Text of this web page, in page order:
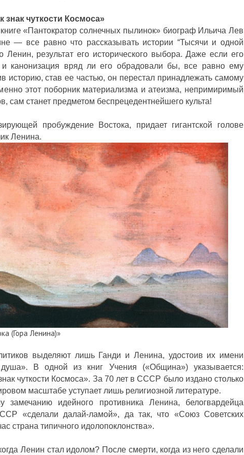
чуткости Космоса»
«Пантократор солнечных пылинок» биограф Ильича Лев
— все равно что рассказывать истории “Тысячи и одной
результат его исторического выбора. Даже если его
и канонизация вряд ли его обрадовали бы, все равно ему
историю, став ее частью, он перестал принадлежать самому
этот поборник материализма и атеизма, непримиримый
сам станет предметом беспрецедентнейшего культа!
пробуждение Востока, придает гигантской голове
Ленина.
(Гора Ленина)»
выделяют лишь Ганди и Ленина, удостоив их имени
В одной из книг Учения («Община») указывается:
чуткости Космоса». За 70 лет в СССР было издано столько
масштабе уступает лишь религиозной литературе.
замечанию идейного противника Ленина, белогвардейца
«сделали далай-ламой», да так, что «Союз Советских
страна типичного идолопоклонства».
Ленин стал идолом? После смерти, когда из него сделали